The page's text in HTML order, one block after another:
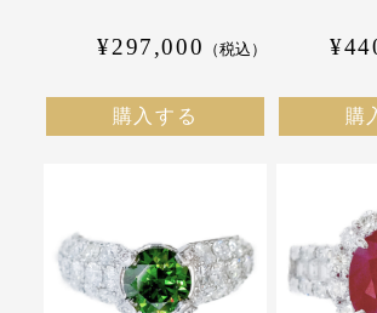
¥297,000 （税込）
購入する 購